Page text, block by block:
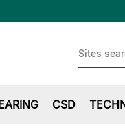
CSD